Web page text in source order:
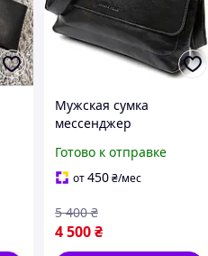
Мужская сумка
мессенджер
из гладкой кожи
Grande Pelle 753610
Готово к отправке
от450₴/мес
4 500₴
5 400 ₴